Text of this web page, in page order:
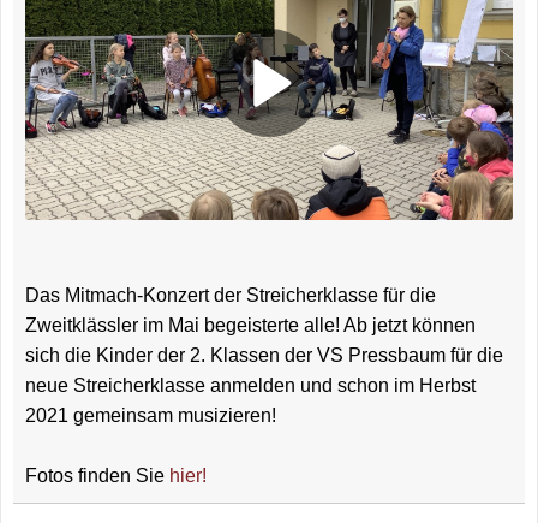
Das Mitmach-Konzert der Streicherklasse für die
Zweitklässler im Mai begeisterte alle! Ab jetzt können
sich die Kinder der 2. Klassen der VS Pressbaum für die
neue Streicherklasse anmelden und schon im Herbst
2021 gemeinsam musizieren!
Fotos finden Sie hier!